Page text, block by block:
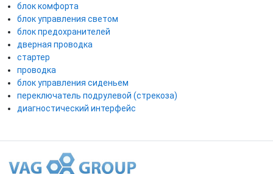
блок комфорта
блок управления светом
блок предохранителей
дверная проводка
стартер
проводка
блок управления сиденьем
переключатель подрулевой (стрекоза)
диагностический интерфейс